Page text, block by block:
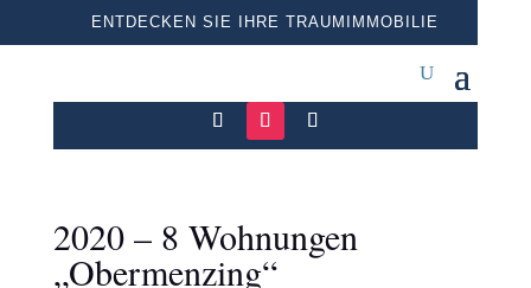
ENTDECKEN SIE IHRE TRAUMIMMOBILIE
2020 – 8 Wohnungen
„Obermenzing“